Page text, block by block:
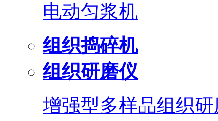
电动匀浆机
组织捣碎机
组织研磨仪
增强型多样品组织